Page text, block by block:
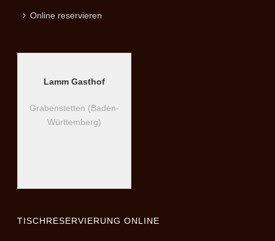
Online reservieren
Lamm Gasthof
Grabenstetten (Baden-
Württemberg)
TISCHRESERVIERUNG ONLINE